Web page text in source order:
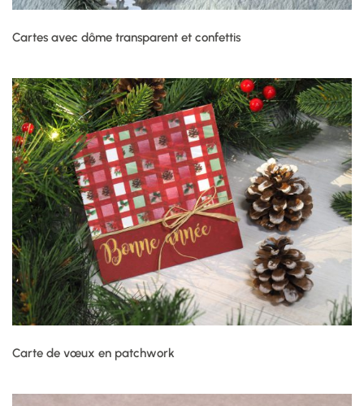
Cartes avec dôme transparent et confettis
Carte de vœux en patchwork